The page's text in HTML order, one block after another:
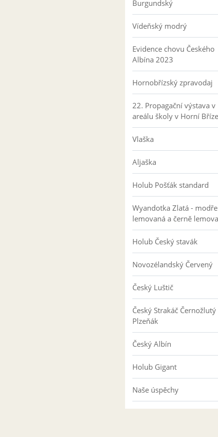
Burgundský
Vídeňský modrý
Evidence chovu Českého
Albína 2023
Hornobřízský zpravodaj
22. Propagační výstava v
areálu školy v Horní Bříze
Vlaška
Aljaška
Holub Pošťák standard
Wyandotka Zlatá - modře
lemovaná a černě
Holub Český stavák
Novozélandský Červený
Český Luštič
Český Strakáč Černožlutý
Plzeňák
Český Albín
Holub Gigant
Naše úspěchy